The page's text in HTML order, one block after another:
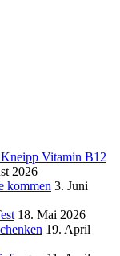
Vitamin B12
2026
kommen 3. Juni
18. Mai 2026
19. April